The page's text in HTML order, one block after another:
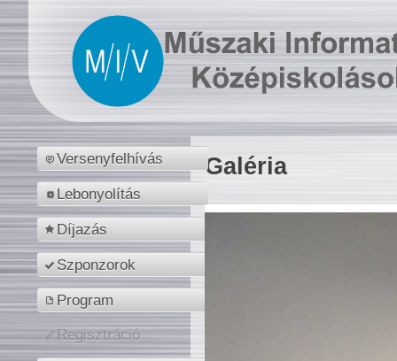
Versenyfelhívás
Lebonyolítás
Díjazás
Szponzorok
Program
Regisztráció
Galéria